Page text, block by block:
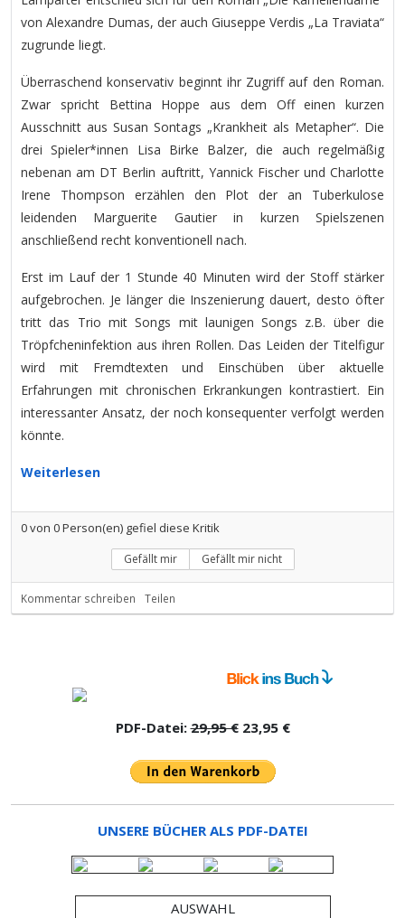
von Alexandre Dumas, der auch Giuseppe Verdis „La Traviata“
zugrunde liegt.
Überraschend konservativ beginnt ihr Zugriff auf den Roman.
Zwar spricht Bettina Hoppe aus dem Off einen kurzen
Ausschnitt aus Susan Sontags „Krankheit als Metapher“. Die
drei Spieler*innen Lisa Birke Balzer, die auch regelmäßig
nebenan am DT Berlin auftritt, Yannick Fischer und Charlotte
Irene Thompson erzählen den Plot der an Tuberkulose
leidenden Marguerite Gautier in kurzen Spielszenen
anschließend recht konventionell nach.
Erst im Lauf der 1 Stunde 40 Minuten wird der Stoff stärker
aufgebrochen. Je länger die Inszenierung dauert, desto öfter
tritt das Trio mit Songs mit launigen Songs z.B. über die
Tröpfcheninfektion aus ihren Rollen. Das Leiden der Titelfigur
wird mit Fremdtexten und Einschüben über aktuelle
Erfahrungen mit chronischen Erkrankungen kontrastiert. Ein
interessanter Ansatz, der noch konsequenter verfolgt werden
könnte.
Weiterlesen
0von 0Person(en) gefiel diese Kritik
Gefällt mir Gefällt mir nicht
Kommentar schreiben Teilen
PDF-Datei:29,95 €23,95 €
UNSERE BÜCHER ALS PDF-DATEI
AUSWAHL